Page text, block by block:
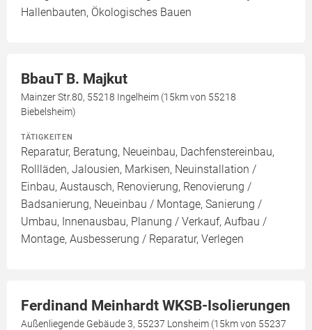
Hallenbauten, Ökologisches Bauen
BbauT B. Majkut
Mainzer Str.80, 55218 Ingelheim (15km von 55218
Biebelsheim)
TÄTIGKEITEN
Reparatur, Beratung, Neueinbau, Dachfenstereinbau,
Rollläden, Jalousien, Markisen, Neuinstallation /
Einbau, Austausch, Renovierung, Renovierung /
Badsanierung, Neueinbau / Montage, Sanierung /
Umbau, Innenausbau, Planung / Verkauf, Aufbau /
Montage, Ausbesserung / Reparatur, Verlegen
Ferdinand Meinhardt WKSB-Isolierungen
Außenliegende Gebäude 3, 55237 Lonsheim (15km von 55237